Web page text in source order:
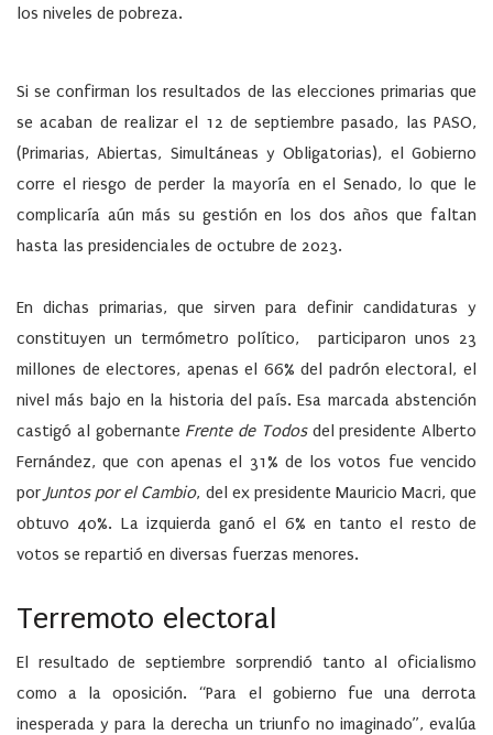
los niveles de pobreza.
Si se confirman los resultados de las elecciones primarias que
se acaban de realizar el 12 de septiembre pasado, las PASO,
(Primarias, Abiertas, Simultáneas y Obligatorias), el Gobierno
corre el riesgo de perder la mayoría en el Senado, lo que le
complicaría aún más su gestión en los dos años que faltan
hasta las presidenciales de octubre de 2023.
En dichas primarias, que sirven para definir candidaturas y
constituyen un termómetro político, participaron unos 23
millones de electores, apenas el 66% del padrón electoral, el
nivel más bajo en la historia del país. Esa marcada abstención
castigó al gobernante Frente de Todosdel presidente Alberto
Fernández, que con apenas el 31% de los votos fue vencido
por Juntos por el Cambio, del ex presidente Mauricio Macri, que
obtuvo 40%. La izquierda ganó el 6% en tanto el resto de
votos se repartió en diversas fuerzas menores.
Terremoto electoral
El resultado de septiembre sorprendió tanto al oficialismo
como a la oposición. “Para el gobierno fue una derrota
inesperada y para la derecha un triunfo no imaginado”, evalúa